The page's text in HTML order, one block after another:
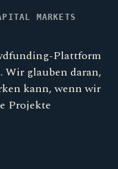
MARKETS
Plattform
glauben daran,
kann, wenn wir
Projekte